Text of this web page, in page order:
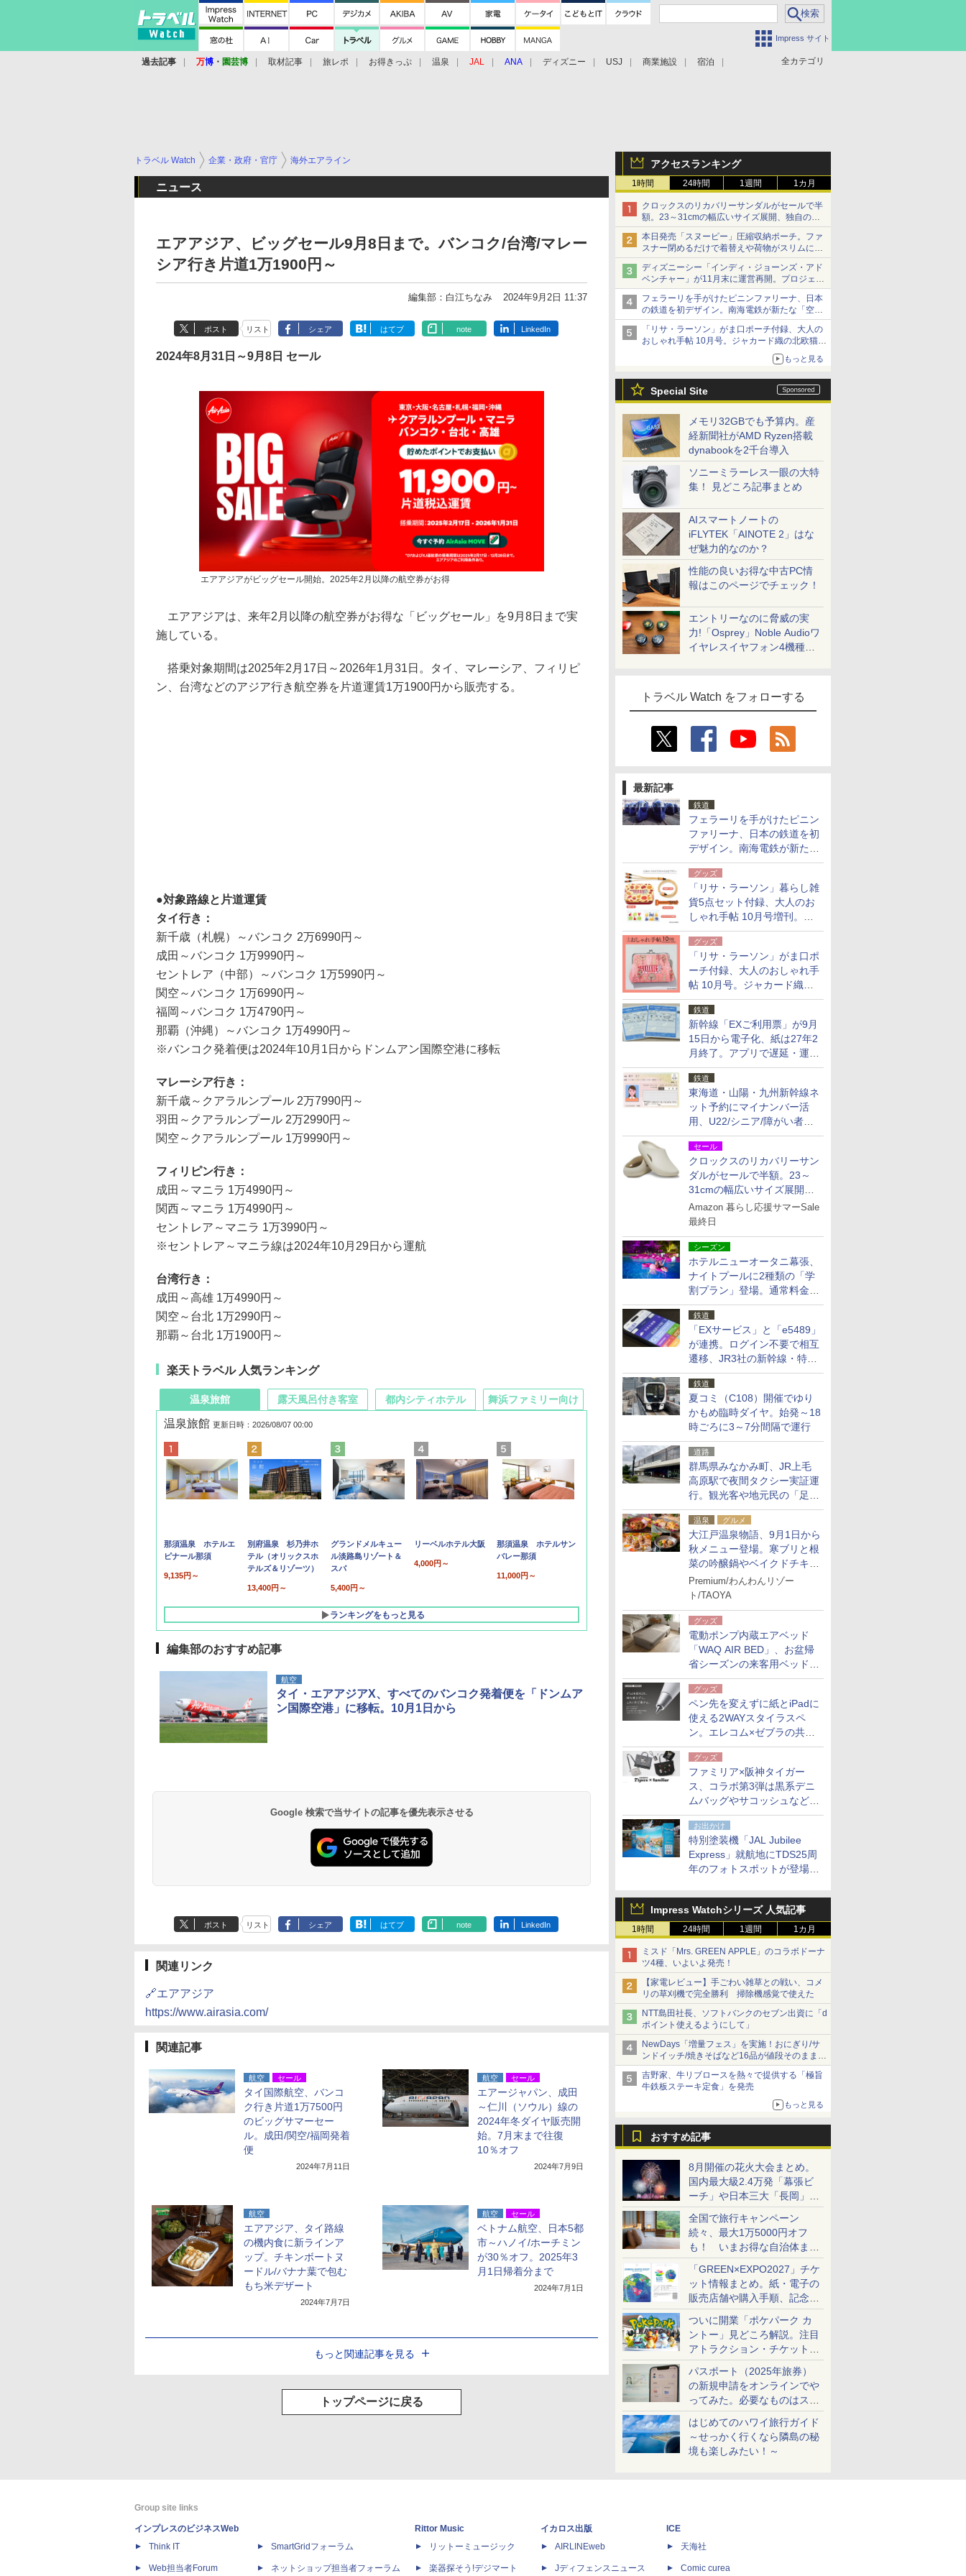
Impress サイト
全カテゴリ
過去記事 万博 ・ 園芸博 取材記事 旅レポ お得きっぷ 温泉 JAL ANA ディズニー USJ 商業施設 宿泊
アクセスランキング
1時間 24時間 1週間 1カ月
クロックスのリカバリーサンダルがセールで半
額。23～31cmの幅広いサイズ展開、独自のク
ッション素材を採用
本日発売「スヌーピー」圧縮収納ポーチ。ファ
スナー閉めるだけで着替えや荷物がスリムにま
とまる
ディズニーシー「インディ・ジョーンズ・アド
ベンチャー」が11月末に運営再開。プロジェク
ションマッピングを追加、DPAは1500円
フェラーリを手がけたピニンファリーナ、日本
の鉄道を初デザイン。南海電鉄が新たな「空港
特急」をなにわ筋線へ導入
「リサ・ラーソン」がま口ポーチ付録、大人の
おしゃれ手帖 10月号。ジャカード織の北欧猫デ
もっと見る
Special Site
メモリ32GBでも予算内。産
経新聞社がAMD Ryzen搭載
dynabookを2千台導入
ソニーミラーレス一眼の大特
集！ 見どころ記事まとめ
AIスマートノートの
iFLYTEK「AINOTE 2」はな
ぜ魅力的なのか？
性能の良いお得な中古PC情
報はこのページでチェック！
エントリーなのに脅威の実
力!「Osprey」Noble Audioワ
イヤレスイヤフォン4機種を
トラベル Watch をフォローする
最新記事
鉄道
フェラーリを手がけたピニン
ファリーナ、日本の鉄道を初
デザイン。南海電鉄が新たな
「空港特急」をなにわ筋線へ
導入
グッズ
「リサ・ラーソン」暮らし雑
貨5点セット付録、大人のお
しゃれ手帖 10月号増刊。
USBケーブルや缶ケースなど
グッズ
「リサ・ラーソン」がま口ポ
ーチ付録、大人のおしゃれ手
帖 10月号。ジャカード織の
北欧猫デザイン
鉄道
新幹線「EXご利用票」が9月
15日から電子化、紙は27年2
月終了。アプリで遅延・運休
も確認可能に
鉄道
東海道・山陽・九州新幹線ネ
ット予約にマイナンバー活
用、U22/シニア/障がい者割
を9月15日から発売
セール
クロックスのリカバリーサン
ダルがセールで半額。23～
31cmの幅広いサイズ展開、
独自のクッション素材を採用
Amazon 暮らし応援サマーSale
最終日
シーズン
ホテルニューオータニ幕張、
ナイトプールに2種類の「学
割プラン」登場。通常料金の
およそ半額でお得に夜活
鉄道
「EXサービス」と「e5489」
が連携。ログイン不要で相互
遷移、JR3社の新幹線・特急
予約をアプリで一括確認
鉄道
夏コミ（C108）開催でゆり
かもめ臨時ダイヤ。始発～18
時ごろに3～7分間隔で運行
道路
群馬県みなかみ町、JR上毛
高原駅で夜間タクシー実証運
行。観光客や地元民の「足が
ない」課題解消へ、木金土に
2台体制
温泉 グルメ
大江戸温泉物語、9月1日から
秋メニュー登場。寒ブリと根
菜の吟醸鍋やベイクドチキ
ン、ショコラ＆栗スイーツも
食べ放題に
Premium/わんわんリゾー
ト/TAOYA
グッズ
電動ポンプ内蔵エアベッド
「WAQ AIR BED」、お盆帰
省シーズンの来客用ベッドに
も。使用後は収納バッグでコ
ンパクトに保管
グッズ
ペン先を変えずに紙とiPadに
使える2WAYスタイラスペ
ン。エレコム×ゼブラの共同
開発
グッズ
ファミリア×阪神タイガー
ス、コラボ第3弾は黒系デニ
ムバッグやサコッシュなど6
点。8月21日オンラインスト
アで発売
お出かけ
特別塗装機「JAL Jubilee
Express」就航地にTDS25周
年のフォトスポットが登場。
Impress Watchシリーズ 人気記事
1時間 24時間 1週間 1カ月
ミスド「Mrs. GREEN APPLE」のコラボドーナ
ツ4種、いよいよ発売！
【家電レビュー】手ごわい雑草との戦い、コメ
リの草刈機で完全勝利 掃除機感覚で使えた
NTT島田社長、ソフトバンクのセブン出資に「d
ポイント使えるようにして」
NewDays「増量フェス」を実施！おにぎり/サ
ンドイッチ/焼きそばなど16品が値段そのままで
ボリュームアップ
吉野家、牛リブロースを熱々で提供する「極旨
牛鉄板ステーキ定食」を発売
もっと見る
おすすめ記事
8月開催の花火大会まとめ。
国内最大級2.4万発「幕張ビ
ーチ」や日本三大「長岡」な
ど大型イベント目白押し！
全国で旅行キャンペーン
続々、最大1万5000円オフ
も！ いまお得な自治体まと
め
「GREEN×EXPO2027」チケ
ット情報まとめ。紙・電子の
販売店舗や購入手順、記念チ
ケットも解説
ついに開業「ポケパーク カ
ントー」見どころ解説。注目
アトラクション・チケット手
配・来場前に必要な準備は？
パスポート（2025年旅券）
の新規申請をオンラインでや
ってみた。必要なものはスマ
ホとマイナカードのみ
はじめてのハワイ旅行ガイド
～せっかく行くなら隣島の秘
境も楽しみたい！～
トラベル Watch 企業・政府・官庁 海外エアライン
ニュース
エアアジア、ビッグセール9月8日まで。バンコク/台湾/マレー
シア行き片道1万1900円～
編集部：白江ちなみ 2024年9月2日 11:37
ポスト リスト シェア はてブ note LinkedIn
2024年8月31日～9月8日 セール
エアアジアがビッグセール開始。2025年2月以降の航空券がお得
エアアジアは、来年2月以降の航空券がお得な「ビッグセール」を9月8日まで実
施している。
搭乗対象期間は2025年2月17日～2026年1月31日。タイ、マレーシア、フィリピ
ン、台湾などのアジア行き航空券を片道運賃1万1900円から販売する。
対象路線と片道運賃
タイ行き：
新千歳（札幌）～バンコク 2万6990円～
成田～バンコク 1万9990円～
セントレア（中部）～バンコク 1万5990円～
関空～バンコク 1万6990円～
福岡～バンコク 1万4790円～
那覇（沖縄）～バンコク 1万4990円～
※バンコク発着便は2024年10月1日からドンムアン国際空港に移転
マレーシア行き：
新千歳～クアラルンプール 2万7990円～
羽田～クアラルンプール 2万2990円～
関空～クアラルンプール 1万9990円～
フィリピン行き：
成田～マニラ 1万4990円～
関西～マニラ 1万4990円～
セントレア～マニラ 1万3990円～
※セントレア～マニラ線は2024年10月29日から運航
台湾行き：
成田～高雄 1万4990円～
関空～台北 1万2990円～
那覇～台北 1万1900円～
楽天トラベル 人気ランキング
温泉旅館
温泉旅館 更新日時：2026/08/07 00:00
那須温泉 ホテルエ
ピナール那須
9,135円～
別府温泉 杉乃井ホ
テル（オリックスホ
テルズ＆リゾーツ）
13,400円～
グランドメルキュー
ル淡路島リゾート＆
スパ
5,400円～
リーベルホテル大阪
4,000円～
那須温泉 ホテルサン
バレー那須
11,000円～
ランキングをもっと見る
露天風呂付き客室
10,450円～
19,541円～
都内シティホテル 舞浜ファミリー向け
7,950円～
5,758円～
編集部のおすすめ記事
航空
タイ・エアアジアX、すべてのバンコク発着便を「ドンムア
ン国際空港」に移転。10月1日から
Google 検索で当サイトの記事を優先表示させる
ポスト リスト シェア はてブ note LinkedIn
関連リンク
🔗エアアジア
https://www.airasia.com/
関連記事
航空 セール
タイ国際航空、バンコ
ク行き片道1万7500円
のビッグサマーセー
ル。成田/関空/福岡発着
便
2024年7月11日
航空 セール
エアージャパン、成田
～仁川（ソウル）線の
2024年冬ダイヤ販売開
始。7月末まで往復
10％オフ
2024年7月9日
航空
エアアジア、タイ路線
の機内食に新ラインア
ップ。チキンボートヌ
ードル/バナナ葉で包む
もち米デザート
2024年7月7日
航空 セール
ベトナム航空、日本5都
市～ハノイ/ホーチミン
が30％オフ。2025年3
月1日帰着分まで
2024年7月1日
もっと関連記事を見る
トップページに戻る
Group site links
インプレスのビジネスWeb
Think IT
Web担当者Forum
SmartGridフォーラム
ネットショップ担当者フォーラム
Rittor Music
リットーミュージック
楽器探そう!デジマート
イカロス出版
AIRLINEweb
Jディフェンスニュース
ICE
天海社
Comic curea